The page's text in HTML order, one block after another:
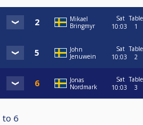
Mikael
Bringmyr
Sat
10:03
Table
1
John
Jenuwein
Sat
10:03
Table
2
Jonas
Nordmark
Sat
10:03
Table
3
to 6